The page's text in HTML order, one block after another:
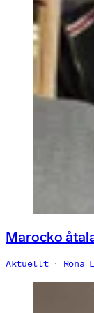
Marocko
Aktuellt Rona